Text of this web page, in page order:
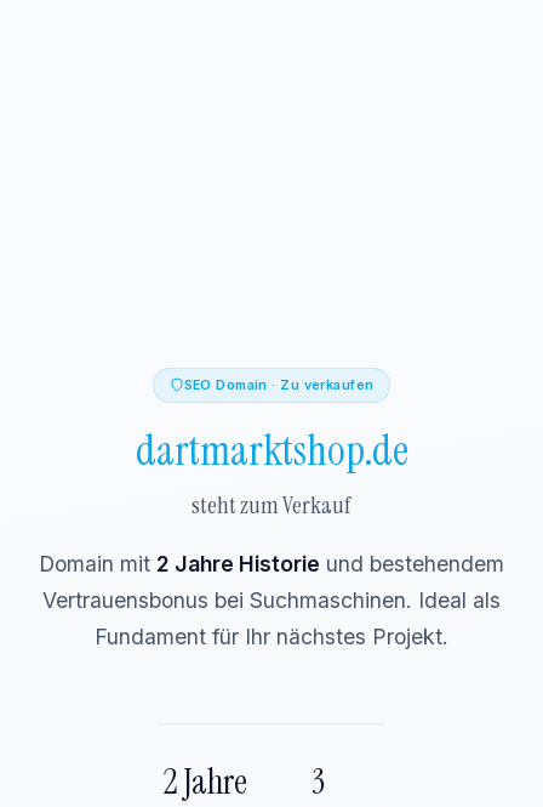
SEO Domain · Zu verkaufen
dartmarktshop.de
steht zum Verkauf
Domain mit 2 Jahre Historie und bestehendem
Vertrauensbonus bei Suchmaschinen. Ideal als
Fundament für Ihr nächstes Projekt.
2 Jahre 3